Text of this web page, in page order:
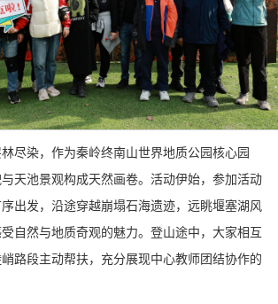
尽染，作为秦岭终南山世界地质公园核心园
天池景观构成天然画卷。活动伊始，参加活动
出发，沿途穿越崩塌石海遗迹，远眺堰塞湖风
自然与地质奇观的魅力。登山途中，大家相互
路段主动帮扶，充分展现中心教师团结协作的